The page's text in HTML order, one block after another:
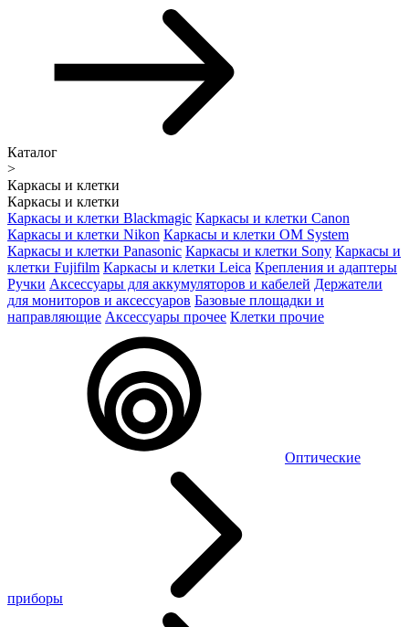
Каталог
>
Каркасы и клетки
Каркасы и клетки
Каркасы и клетки Blackmagic Каркасы и клетки Canon
Каркасы и клетки Nikon Каркасы и клетки OM System
Каркасы и клетки Panasonic Каркасы и клетки Sony Каркасы и
клетки Fujifilm Каркасы и клетки Leica Крепления и адаптеры
Ручки Аксессуары для аккумуляторов и кабелей Держатели
для мониторов и аксессуаров Базовые площадки и
направляющие Аксессуары прочее Клетки прочие
Оптические
приборы